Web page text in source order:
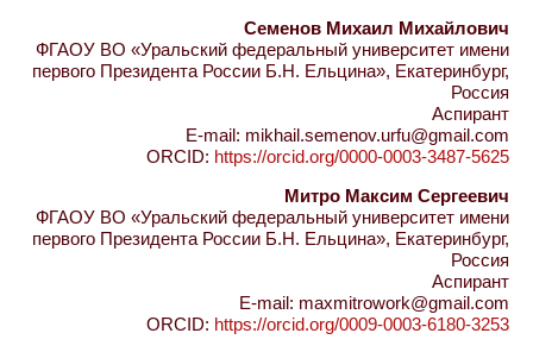
Семенов Михаил Михайлович
ФГАОУ ВО «Уральский федеральный университет имени
первого Президента России Б.Н. Ельцина», Екатеринбург,
Россия
Аспирант
E-mail: mikhail.semenov.urfu@gmail.com
ORCID: https://orcid.org/0000-0003-3487-5625
Митро Максим Сергеевич
ФГАОУ ВО «Уральский федеральный университет имени
первого Президента России Б.Н. Ельцина», Екатеринбург,
Россия
Аспирант
E-mail: maxmitrowork@gmail.com
ORCID: https://orcid.org/0009-0003-6180-3253